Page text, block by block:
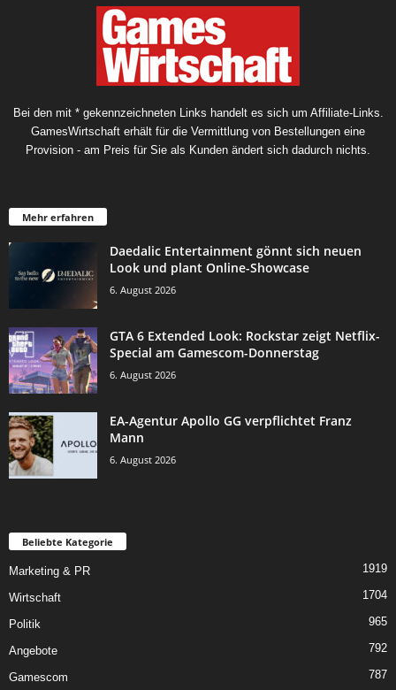
Bei den mit * gekennzeichneten Links handelt es sich um Affiliate-Links.
GamesWirtschaft erhält für die Vermittlung von Bestellungen eine
Provision - am Preis für Sie als Kunden ändert sich dadurch nichts.
Mehr erfahren
Daedalic Entertainment gönnt sich neuen
Look und plant Online-Showcase
6. August 2026
GTA 6 Extended Look: Rockstar zeigt Netflix-
Special am Gamescom-Donnerstag
6. August 2026
EA-Agentur Apollo GG verpflichtet Franz
Mann
6. August 2026
Beliebte Kategorie
Marketing & PR 1919
Wirtschaft 1704
Politik 965
Angebote 792
Gamescom 787